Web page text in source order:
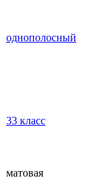
однополосный
33 класс
матовая